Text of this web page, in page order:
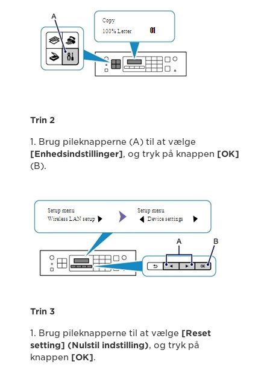
Trin 2
1. Brug pileknapperne (A) til at vælge
[Enhedsindstillinger], og tryk på knappen [OK]
(B).
Trin 3
1. Brug pileknapperne til at vælge [Reset
setting] (Nulstil indstilling), og tryk på
knappen [OK].